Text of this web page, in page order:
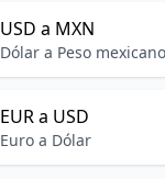
USD a MXN
Dólar a Peso mexicano
EUR a USD
Euro a Dólar